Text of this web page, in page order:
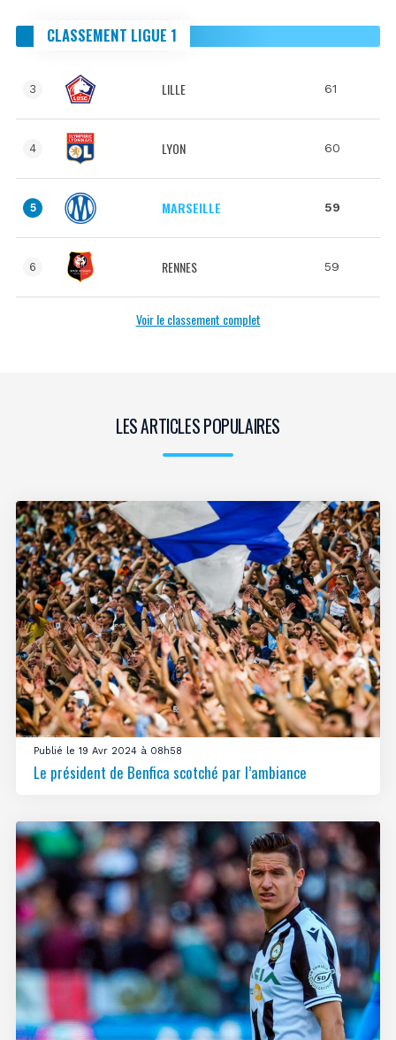
CLASSEMENT LIGUE 1
3 LILLE 61
4 LYON 60
5 MARSEILLE 59
6 RENNES 59
Voir le classement complet
LES ARTICLES POPULAIRES
Publié le 19 Avr 2024 à 08h58
Le président de Benfica scotché par l’ambiance